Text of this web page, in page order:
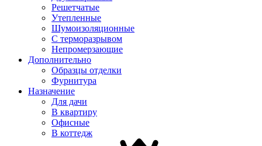
Решетчатые
Утепленные
Шумоизоляционные
С терморазрывом
Непромерзающие
Дополнительно
Образцы отделки
Фурнитура
Назначение
Для дачи
В квартиру
Офисные
В коттедж